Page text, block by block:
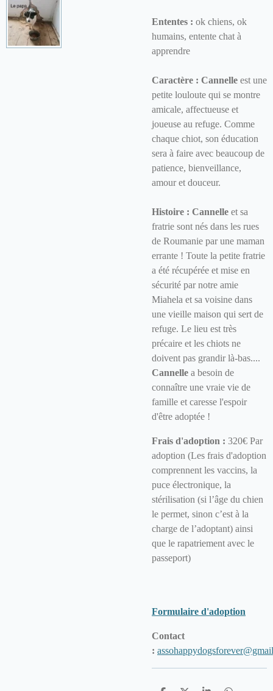
Ententes : ok chiens, ok
humains, entente chat à
apprendre
Caractère : Cannelle est une
petite louloute qui se montre
amicale, affectueuse et
joueuse au refuge. Comme
chaque chiot, son éducation
sera à faire avec beaucoup de
patience, bienveillance,
amour et douceur.
Histoire : Cannelle et sa
fratrie sont nés dans les rues
de Roumanie par une maman
errante ! Toute la petite fratrie
a été récupérée et mise en
sécurité par notre amie
Miahela et sa voisine dans
une vieille maison qui sert de
refuge. Le lieu est très
précaire et les chiots ne
doivent pas grandir là-bas....
Cannelle a besoin de
connaître une vraie vie de
famille et caresse l'espoir
d'être adoptée !
Frais d'adoption : 320€ Par
adoption (Les frais d'adoption
comprennent les vaccins, la
puce électronique, la
stérilisation (si l’âge du chien
le permet, sinon c’est à la
charge de l’adoptant) ainsi
que le rapatriement avec le
passeport)
Formulaire d'adoption
Contact
: